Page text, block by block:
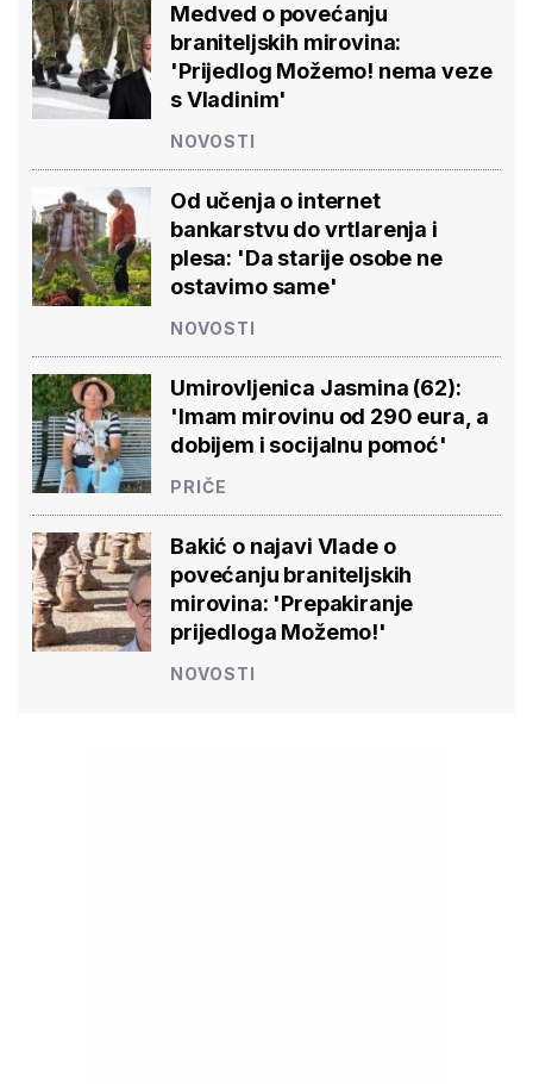
Medved o povećanju
braniteljskih mirovina:
'Prijedlog Možemo! nema veze
s Vladinim'
NOVOSTI
Od učenja o internet
bankarstvu do vrtlarenja i
plesa: 'Da starije osobe ne
ostavimo same'
NOVOSTI
Umirovljenica Jasmina (62):
'Imam mirovinu od 290 eura, a
dobijem i socijalnu pomoć'
PRIČE
Bakić o najavi Vlade o
povećanju braniteljskih
mirovina: 'Prepakiranje
prijedloga Možemo!'
NOVOSTI